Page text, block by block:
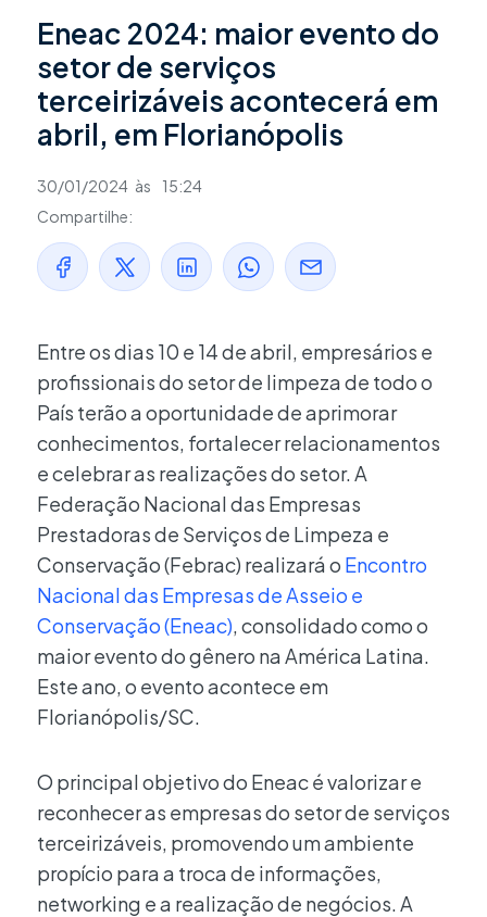
Eneac 2024: maior evento do
setor de serviços
terceirizáveis acontecerá em
abril, em Florianópolis
30/01/2024 às
15:24
Compartilhe:
Entre os dias 10 e 14 de abril, empresários e
profissionais do setor de limpeza de todo o
País terão a oportunidade de aprimorar
conhecimentos, fortalecer relacionamentos
e celebrar as realizações do setor. A
Federação Nacional das Empresas
Prestadoras de Serviços de Limpeza e
Conservação (Febrac) realizará o Encontro
Nacional das Empresas de Asseio e
Conservação (Eneac), consolidado como o
maior evento do gênero na América Latina.
Este ano, o evento acontece em
Florianópolis/SC.
O principal objetivo do Eneac é valorizar e
reconhecer as empresas do setor de serviços
terceirizáveis, promovendo um ambiente
propício para a troca de informações,
networking e a realização de negócios. A